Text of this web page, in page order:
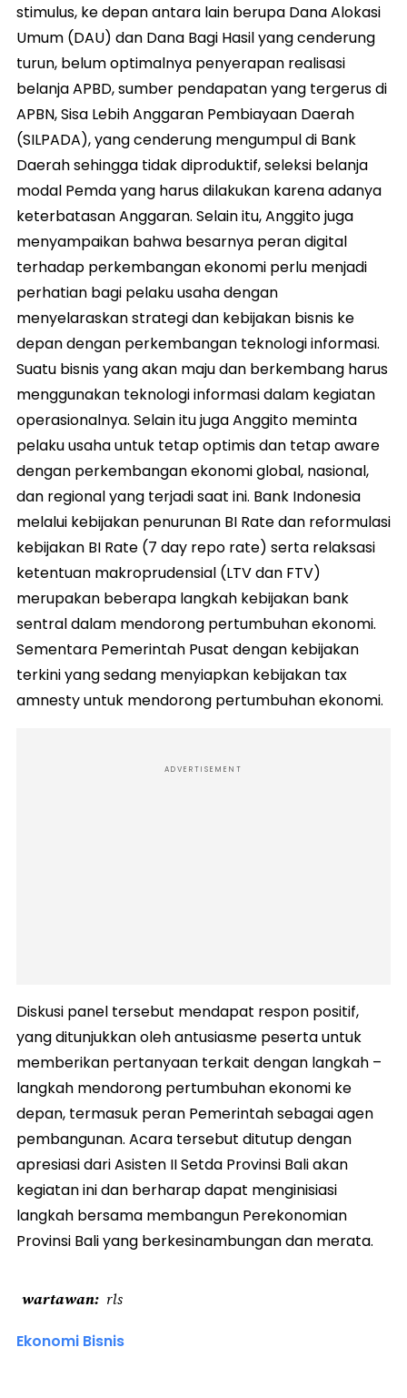
stimulus, ke depan antara lain berupa Dana Alokasi
Umum (DAU) dan Dana Bagi Hasil yang cenderung
turun, belum optimalnya penyerapan realisasi
belanja APBD, sumber pendapatan yang tergerus di
APBN, Sisa Lebih Anggaran Pembiayaan Daerah
(SILPADA), yang cenderung mengumpul di Bank
Daerah sehingga tidak diproduktif, seleksi belanja
modal Pemda yang harus dilakukan karena adanya
keterbatasan Anggaran. Selain itu, Anggito juga
menyampaikan bahwa besarnya peran digital
terhadap perkembangan ekonomi perlu menjadi
perhatian bagi pelaku usaha dengan
menyelaraskan strategi dan kebijakan bisnis ke
depan dengan perkembangan teknologi informasi.
Suatu bisnis yang akan maju dan berkembang harus
menggunakan teknologi informasi dalam kegiatan
operasionalnya. Selain itu juga Anggito meminta
pelaku usaha untuk tetap optimis dan tetap aware
dengan perkembangan ekonomi global, nasional,
dan regional yang terjadi saat ini. Bank Indonesia
melalui kebijakan penurunan BI Rate dan reformulasi
kebijakan BI Rate (7 day repo rate) serta relaksasi
ketentuan makroprudensial (LTV dan FTV)
merupakan beberapa langkah kebijakan bank
sentral dalam mendorong pertumbuhan ekonomi.
Sementara Pemerintah Pusat dengan kebijakan
terkini yang sedang menyiapkan kebijakan tax
amnesty untuk mendorong pertumbuhan ekonomi.
ADVERTISEMENT
Diskusi panel tersebut mendapat respon positif,
yang ditunjukkan oleh antusiasme peserta untuk
memberikan pertanyaan terkait dengan langkah –
langkah mendorong pertumbuhan ekonomi ke
depan, termasuk peran Pemerintah sebagai agen
pembangunan. Acara tersebut ditutup dengan
apresiasi dari Asisten II Setda Provinsi Bali akan
kegiatan ini dan berharap dapat menginisiasi
langkah bersama membangun Perekonomian
Provinsi Bali yang berkesinambungan dan merata.
wartawan rls
Ekonomi Bisnis